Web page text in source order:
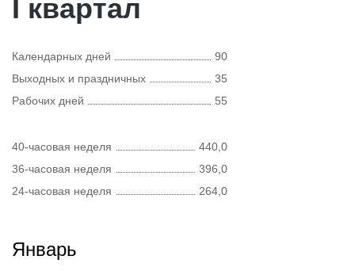
I квартал
Календарных дней
90
Выходных и праздничных
35
Рабочих дней
55
40-часовая неделя
440,0
36-часовая неделя
396,0
24-часовая неделя
264,0
Январь